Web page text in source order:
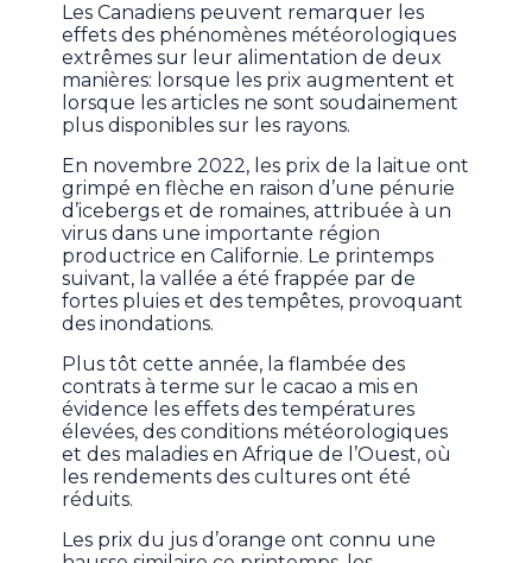
Les Canadiens peuvent remarquer les
effets des phénomènes météorologiques
extrêmes sur leur alimentation de deux
manières: lorsque les prix augmentent et
lorsque les articles ne sont soudainement
plus disponibles sur les rayons.
En novembre 2022, les prix de la laitue ont
grimpé en flèche en raison d’une pénurie
d’icebergs et de romaines, attribuée à un
virus dans une importante région
productrice en Californie. Le printemps
suivant, la vallée a été frappée par de
fortes pluies et des tempêtes, provoquant
des inondations.
Plus tôt cette année, la flambée des
contrats à terme sur le cacao a mis en
évidence les effets des températures
élevées, des conditions météorologiques
et des maladies en Afrique de l’Ouest, où
les rendements des cultures ont été
réduits.
Les prix du jus d’orange ont connu une